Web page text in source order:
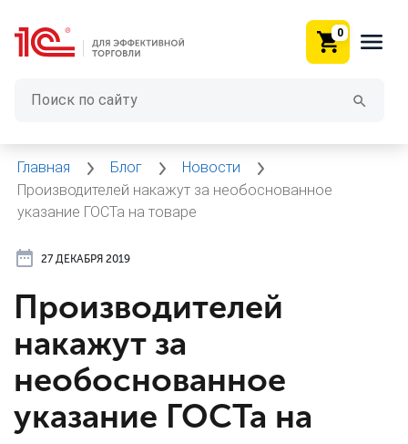
0
Главная Блог
Новости
Производителей накажут за необоснованное
указание ГОСТа на товаре
27 ДЕКАБРЯ 2019
Производителей
накажут за
необоснованное
указание ГОСТа на